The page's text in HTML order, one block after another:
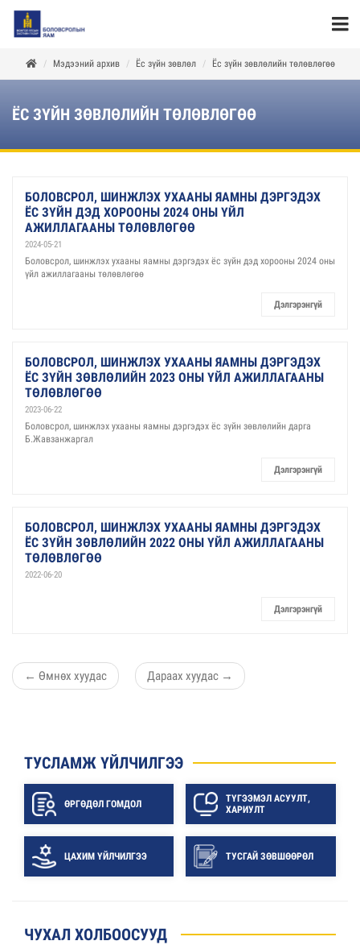
Мэдээний архив Ёс зүйн зөвлөл Ёс зүйн зөвлөлийн төлөвлөгөө
ЁС ЗҮЙН ЗӨВЛӨЛИЙН ТӨЛӨВЛӨГӨӨ
БОЛОВСРОЛ, ШИНЖЛЭХ УХААНЫ ЯАМНЫ ДЭРГЭДЭХ
ЁС ЗҮЙН ДЭД ХОРООНЫ 2024 ОНЫ ҮЙЛ
АЖИЛЛАГААНЫ ТӨЛӨВЛӨГӨӨ
2024-05-21
Боловсрол, шинжлэх ухааны яамны дэргэдэх ёс зүйн дэд хорооны 2024 оны
үйл ажиллагааны төлөвлөгөө
Дэлгэрэнгүй
БОЛОВСРОЛ, ШИНЖЛЭХ УХААНЫ ЯАМНЫ ДЭРГЭДЭХ
ЁС ЗҮЙН ЗӨВЛӨЛИЙН 2023 ОНЫ ҮЙЛ АЖИЛЛАГААНЫ
ТӨЛӨВЛӨГӨӨ
2023-06-22
Боловсрол, шинжлэх ухааны яамны дэргэдэх ёс зүйн зөвлөлийн дарга
Б.Жавзанжаргал
Дэлгэрэнгүй
БОЛОВСРОЛ, ШИНЖЛЭХ УХААНЫ ЯАМНЫ ДЭРГЭДЭХ
ЁС ЗҮЙН ЗӨВЛӨЛИЙН 2022 ОНЫ ҮЙЛ АЖИЛЛАГААНЫ
ТӨЛӨВЛӨГӨӨ
2022-06-20
Дэлгэрэнгүй
← Өмнөх хуудас Дараах хуудас →
ТУСЛАМЖ ҮЙЛЧИЛГЭЭ
ӨРГӨДӨЛ ГОМДОЛ
ТҮГЭЭМЭЛ АСУУЛТ,
ХАРИУЛТ
ЦАХИМ ҮЙЛЧИЛГЭЭ ТУСГАЙ ЗӨВШӨӨРӨЛ
ЧУХАЛ ХОЛБООСУУД